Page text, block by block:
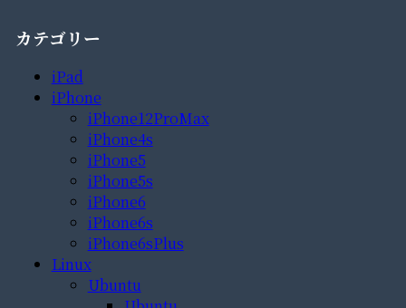
カテゴリー
iPad
iPhone
iPhone12ProMax
iPhone4s
iPhone5
iPhone5s
iPhone6
iPhone6s
iPhone6sPlus
Linux
Ubuntu